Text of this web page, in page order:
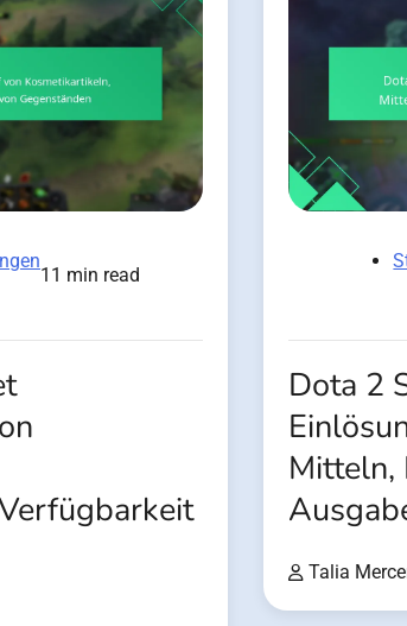
11 min read
Dota 2
Mitteln,
Talia